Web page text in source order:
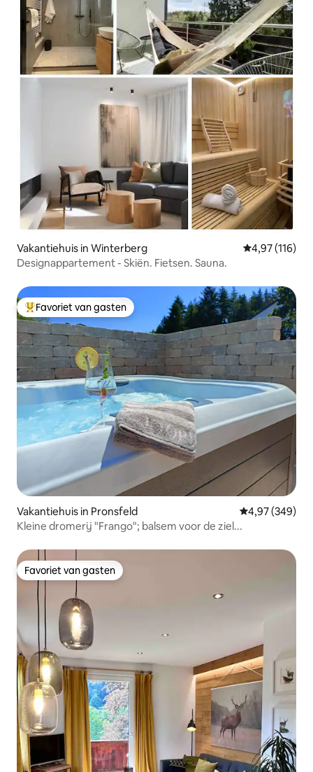
Vakantiehuis in Winterberg Gemiddelde
4,97 (116)
Designappartement - Skiën. Fietsen. Sauna.
Topfavoriet van gasten
Favoriet van gasten
Vakantiehuis in Pronsfeld Gemiddelde
4,97 (349)
Kleine dromerij "Frango"; balsem voor de ziel...
Favoriet van gasten
Favoriet van gasten